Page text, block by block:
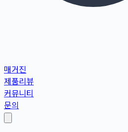
매거진
제품리뷰
커뮤니티
문의